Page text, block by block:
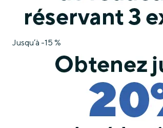
Jusqu’à -15 %